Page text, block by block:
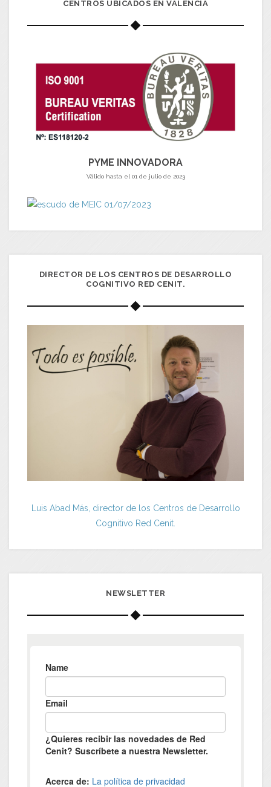
CENTROS UBICADOS EN VALENCIA
PYME INNOVADORA
Válido hasta el 01 de julio de 2023
DIRECTOR DE LOS CENTROS DE DESARROLLO
COGNITIVO RED CENIT.
Luis Abad Más, director de los Centros de Desarrollo
Cognitivo Red Cenit.
NEWSLETTER